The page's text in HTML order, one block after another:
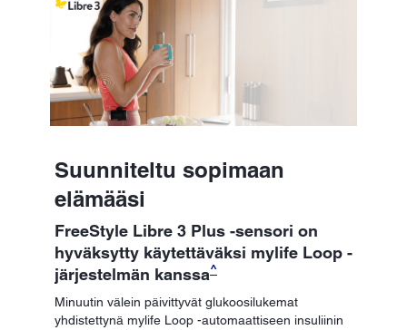
Suunniteltu sopimaan
elämääsi
FreeStyle Libre 3 Plus -sensori on
hyväksytty käytettäväksi mylife Loop -
järjestelmän kanssa^
Minuutin välein päivittyvät glukoosilukemat
yhdistettynä mylife Loop -automaattiseen insuliinin